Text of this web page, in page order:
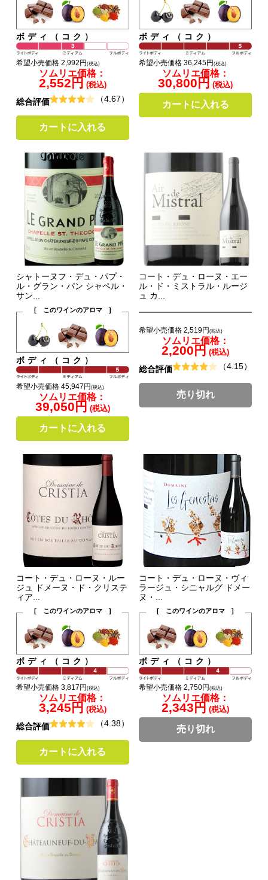
ボディ（コク）
希望小売価格 2,992円(税込)
ソムリエ価格：
2,552円 (税込)
総合評価 （4.67）
カートに入れる
ボディ（コク）
希望小売価格 36,245円(税込)
ソムリエ価格：
30,800円 (税込)
カートに入れる
シャトーヌフ・デュ・パプ・
ル・グラン・パン シャペル・
サン...
[ このワインのアロマ ]
ボディ（コク）
希望小売価格 45,947円 (税込)
ソムリエ価格：
39,050円 (税込)
カートに入れる
コート・デュ・ローヌ・エー
ル・ド・ミストラル・ルージ
ュ カ...
希望小売価格 2,519円(税込)
ソムリエ価格：
2,200円 (税込)
総合評価 （4.15）
売り切れ
コート・デュ・ローヌ・ルー
ジュ ドメーヌ・ド・クリステ
ィア...
[ このワインのアロマ ]
ボディ（コク）
希望小売価格 3,817円 (税込)
ソムリエ価格：
3,245円 (税込)
総合評価 （4.38）
カートに入れる
コート・デュ・ローヌ・ヴィ
ラージュ・シニャルグ ドメー
ヌ・...
[ このワインのアロマ ]
ボディ（コク）
希望小売価格 2,750円(税込)
ソムリエ価格：
2,343円 (税込)
売り切れ